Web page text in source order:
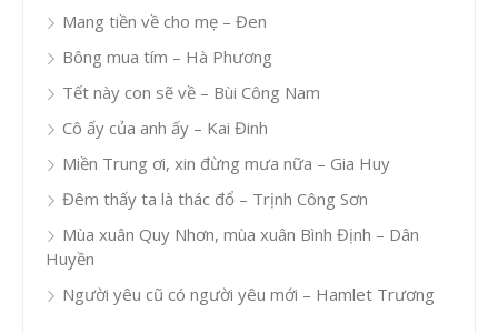
Mang tiền về cho mẹ – Đen
Bông mua tím – Hà Phương
Tết này con sẽ về – Bùi Công Nam
Cô ấy của anh ấy – Kai Đinh
Miền Trung ơi, xin đừng mưa nữa – Gia Huy
Đêm thấy ta là thác đổ – Trịnh Công Sơn
Mùa xuân Quy Nhơn, mùa xuân Bình Định – Dân
Huyền
Người yêu cũ có người yêu mới – Hamlet Trương